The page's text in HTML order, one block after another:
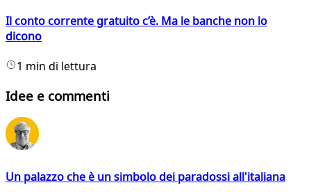
Il conto corrente gratuito c’è. Ma le banche non lo
dicono
1 min di lettura
Idee e commenti
Un palazzo che è un simbolo dei paradossi all'italiana